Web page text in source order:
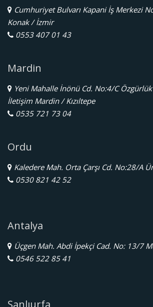
Cumhuriyet Bulvarı Kapani İş Merkezi
Konak / İzmir
0553 407 01 43
Mardin
Yeni Mahalle İnönü Cd. No:4/C
İletişim Mardin / Kızıltepe
0535 721 73 04
Ordu
Kaledere Mah. Orta Çarşı Cd. No:28/A
0530 821 42 52
Antalya
Üçgen Mah. Abdi İpekçi Cad. No: 13/7
0546 522 85 41
Şanlıurfa